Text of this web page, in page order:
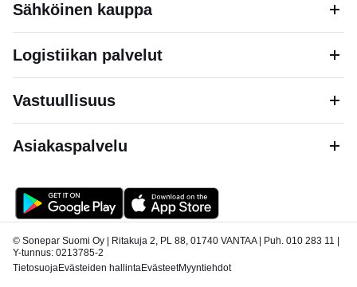
Sähköinen kauppa
Logistiikan palvelut
Vastuullisuus
Asiakaspalvelu
© Sonepar Suomi Oy | Ritakuja 2, PL 88, 01740 VANTAA | Puh. 010 283 11 |
Y-tunnus: 0213785-2
TietosuojaEvästeiden hallintaEvästeetMyyntiehdot